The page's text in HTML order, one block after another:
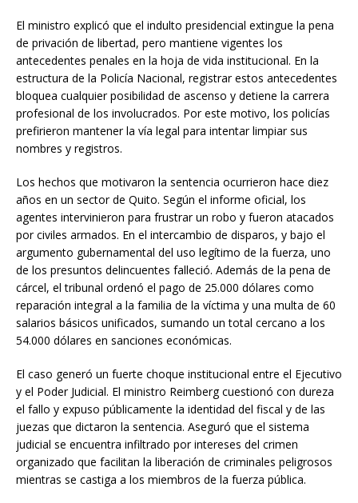
El ministro explicó que el indulto presidencial extingue la pena
de privación de libertad, pero mantiene vigentes los
antecedentes penales en la hoja de vida institucional. En la
estructura de la Policía Nacional, registrar estos antecedentes
bloquea cualquier posibilidad de ascenso y detiene la carrera
profesional de los involucrados. Por este motivo, los policías
prefirieron mantener la vía legal para intentar limpiar sus
nombres y registros.
Los hechos que motivaron la sentencia ocurrieron hace diez
años en un sector de Quito. Según el informe oficial, los
agentes intervinieron para frustrar un robo y fueron atacados
por civiles armados. En el intercambio de disparos, y bajo el
argumento gubernamental del uso legítimo de la fuerza, uno
de los presuntos delincuentes falleció. Además de la pena de
cárcel, el tribunal ordenó el pago de 25.000 dólares como
reparación integral a la familia de la víctima y una multa de 60
salarios básicos unificados, sumando un total cercano a los
54.000 dólares en sanciones económicas.
El caso generó un fuerte choque institucional entre el Ejecutivo
y el Poder Judicial. El ministro Reimberg cuestionó con dureza
el fallo y expuso públicamente la identidad del fiscal y de las
juezas que dictaron la sentencia. Aseguró que el sistema
judicial se encuentra infiltrado por intereses del crimen
organizado que facilitan la liberación de criminales peligrosos
mientras se castiga a los miembros de la fuerza pública.